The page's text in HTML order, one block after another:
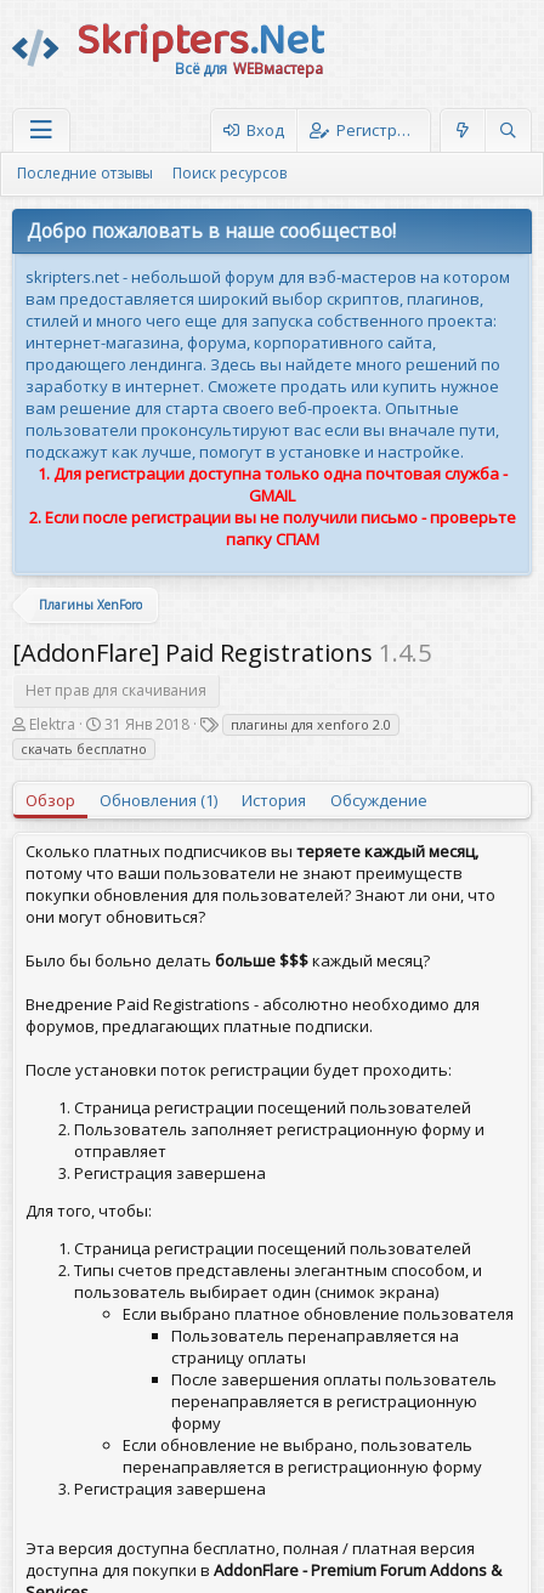
Skripters.Net
Всё для WEBмастера
Вход Регистрация
Последние отзывы Поиск ресурсов
Добро пожаловать в наше сообщество!
skripters.net - небольшой форум для вэб-мастеров на котором
вам предоставляется широкий выбор скриптов, плагинов,
стилей и много чего еще для запуска собственного проекта:
интернет-магазина, форума, корпоративного сайта,
продающего лендинга. Здесь вы найдете много решений по
заработку в интернет. Сможете продать или купить нужное
вам решение для старта своего веб-проекта. Опытные
пользователи проконсультируют вас если вы вначале пути,
подскажут как лучше, помогут в установке и настройке.
1. Для регистрации доступна только одна почтовая служба -
GMAIL
2. Если после регистрации вы не получили письмо - проверьте
папку СПАМ
Плагины XenForo
[AddonFlare] Paid Registrations 1.4.5
Нет прав для скачивания
А
в
т
о
р
Elektra
Д
а
т
а
с
о
з
д
а
н
и
31 Янв 2018
Т
е
и
плагины для xenforo 2.0
скачать бесплатно
Обзор Обновления (1) История Обсуждение
Сколько платных подписчиков вы теряете каждый месяц,
потому что ваши пользователи не знают преимуществ
покупки обновления для пользователей? Знают ли они, что
они могут обновиться?
Было бы больно делать больше $$$каждый месяц?
Внедрение Paid Registrations - абсолютно необходимо для
форумов, предлагающих платные подписки.
После установки поток регистрации будет проходить:
Страница регистрации посещений пользователей
Пользователь заполняет регистрационную форму и
отправляет
Регистрация завершена
Для того, чтобы:
Страница регистрации посещений пользователей
Типы счетов представлены элегантным способом, и
пользователь выбирает один (снимок экрана)
Если выбрано платное обновление пользователя
Пользователь перенаправляется на
страницу оплаты
После завершения оплаты пользователь
перенаправляется в регистрационную
форму
Если обновление не выбрано, пользователь
перенаправляется в регистрационную форму
Регистрация завершена
Эта версия доступна бесплатно, полная / платная версия
доступна для покупки в AddonFlare - Premium Forum Addons &